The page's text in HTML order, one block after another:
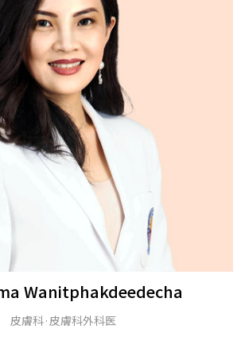
Michael H. Gold
リカ皮膚科学アカデミー（FAAD）のフェロー